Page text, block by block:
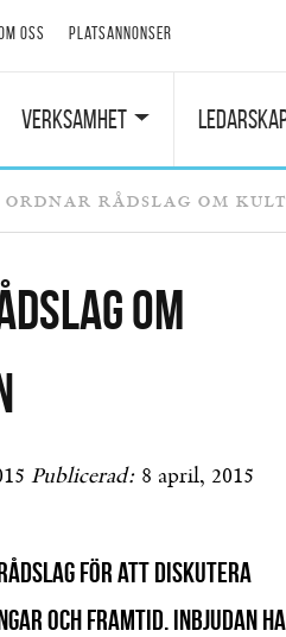
oss Platsannonser
Verksamhet
ordnar rådslag om
om
Publicerad: 8 april, 2015
för att diskutera
och framtid. Inbjudan